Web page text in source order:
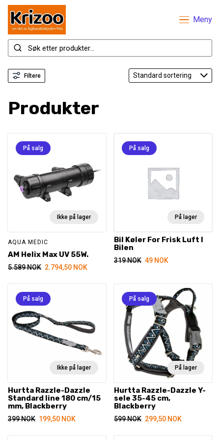
Meny
Filtere
Produkter
På salg
Ikke på lager
AQUA MEDIC
AM Helix Max UV 55W.
5.589NOK Opprinnelig
5.589 NOK.
2.794,50 NOKNåværende
2.794,50 NOK.
På salg
På lager
Bil Køler For Frisk Luft I
Bilen
319NOK Opprinnelig
319 NOK.
49 NOKNåværende
49 NOK.
På salg
Ikke på lager
Hurtta Razzle-Dazzle
Standard line 180 cm/15
mm, Blackberry
399NOK Opprinnelig
199,50 NOKNåværende
På salg
På lager
Hurtta Razzle-Dazzle Y-
sele 35-45 cm,
Blackberry
599NOK Opprinnelig
299,50 NOKNåværende